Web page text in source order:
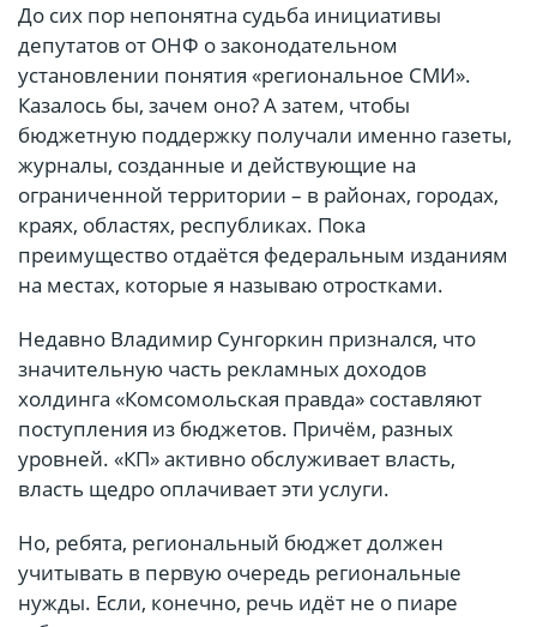
До сих пор непонятна судьба инициативы
депутатов от ОНФ о законодательном
установлении понятия «региональное СМИ».
Казалось бы, зачем оно? А затем, чтобы
бюджетную поддержку получали именно газеты,
журналы, созданные и действующие на
ограниченной территории – в районах, городах,
краях, областях, республиках. Пока
преимущество отдаётся федеральным изданиям
на местах, которые я называю отростками.
Недавно Владимир Сунгоркин признался, что
значительную часть рекламных доходов
холдинга «Комсомольская правда» составляют
поступления из бюджетов. Причём, разных
уровней. «КП» активно обслуживает власть,
власть щедро оплачивает эти услуги.
Но, ребята, региональный бюджет должен
учитывать в первую очередь региональные
нужды. Если, конечно, речь идёт не о пиаре